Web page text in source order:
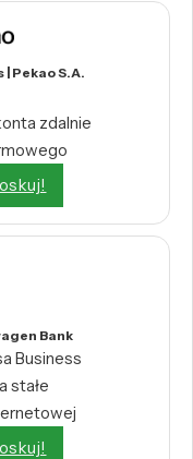
Pekao S.A.
zdalnie
Bank
Business
stałe